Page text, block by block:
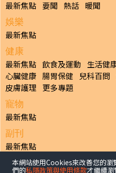
最新焦點 要聞 熱話 暖聞
娛樂
最新焦點
健康
最新焦點 飲食及運動 生活健
心臟健康 腸胃保健 兒科百問
皮膚護理 更多專題
寵物
最新焦點
副刊
最新焦點
日報
本網站使用Cookies來改善您的瀏
們的私隱政策與使用條款才繼續瀏